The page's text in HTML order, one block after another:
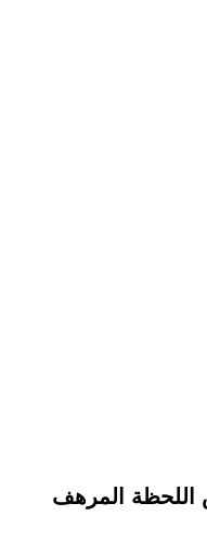
اللحظة المرهف